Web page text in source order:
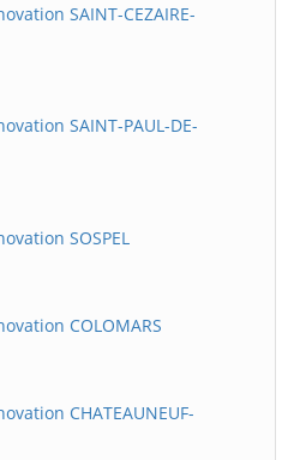
SAINT-CEZAIRE-
SAINT-PAUL-DE-
SOSPEL
COLOMARS
CHATEAUNEUF-